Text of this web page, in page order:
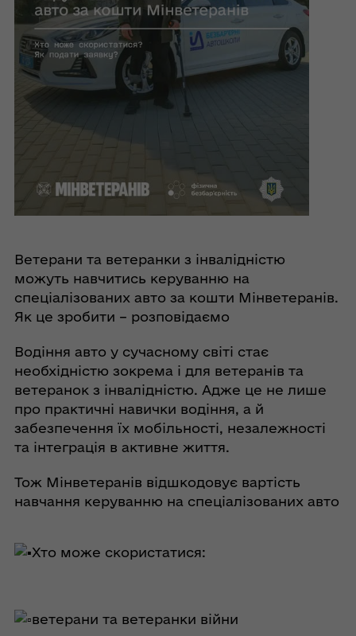
Ветерани та ветеранки з інвалідністю
можуть навчитись керуванню на
спеціалізованих авто за кошти Мінветеранів.
Як це зробити – розповідаємо
Водіння авто у сучасному світі стає
необхідністю зокрема і для ветеранів та
ветеранок з інвалідністю. Адже це не лише
про практичні навички водіння, а й
забезпечення їх мобільності, незалежності
та інтеграція в активне життя.
Тож Мінветеранів відшкодовує вартість
навчання керуванню на спеціалізованих авто
Хто може скористатися:
ветерани та ветеранки війни